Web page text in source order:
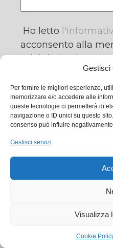
Gestisci
Per fornire le migliori esperienze,
memorizzare e/o accedere alle
queste tecnologie ci permetterà di
navigazione o ID unici su questo
consenso può influire
Gestisci servizi
Visualizza
Cookie
Ho letto
acconsento alla
miei dati nel vostro
quanto stabilito dal
europeo per la
personali n. 679/
due meno uno
scrivere la risposta
numero (esempio: